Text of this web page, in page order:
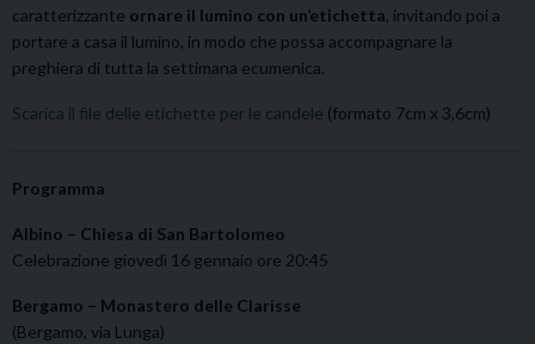
caratterizzante ornare il lumino con un’etichetta , invitando poi a
portare a casa il lumino, in modo che possa accompagnare la
preghiera di tutta la settimana ecumenica.
Scarica il file delle etichette per le candele (formato 7cm x 3,6cm)
Programma
Albino – Chiesa di San Bartolomeo
Celebrazione giovedì 16 gennaio ore 20:45
Bergamo – Monastero delle Clarisse
(Bergamo, via Lunga)